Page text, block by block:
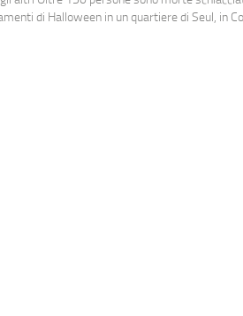
di Halloween in un quartiere di Seul, in